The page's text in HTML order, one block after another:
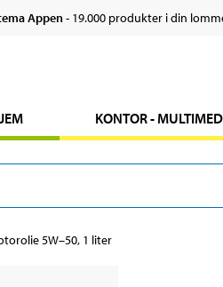
Appen- 19.000 produkter i din
KONTOR -
5W–50, 1 liter